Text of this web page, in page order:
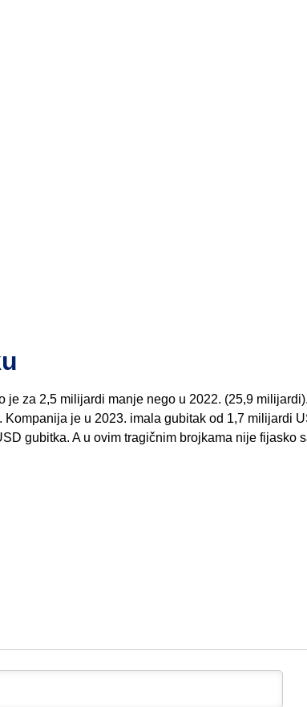
je za 2,5 milijardi manje nego u 2022. (25,9
je u 2023. imala gubitak od 1,7 milijardi
gubitka. A u ovim tragičnim brojkama nije fijasko